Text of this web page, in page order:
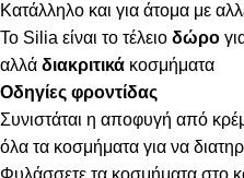
Κατάλληλο και για άτομα με
Το Silia είναι το τέλειο δώρο
αλλά διακριτικά κοσμήματα
Οδηγίες φροντίδας
Συνιστάται η αποφυγή από
όλα τα κοσμήματα για να